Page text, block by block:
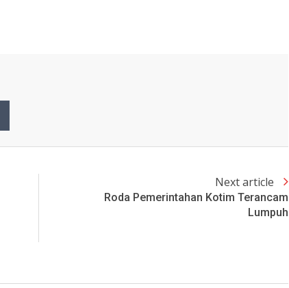
Next article
Roda Pemerintahan Kotim Terancam
Lumpuh